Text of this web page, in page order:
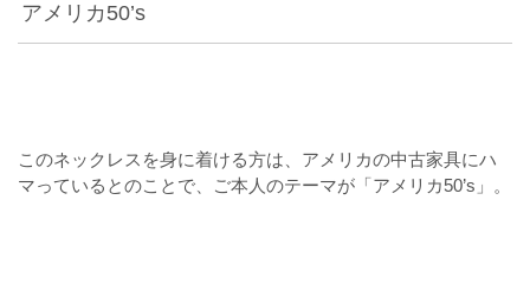
アメリカ50’s
このネックレスを身に着ける方は、アメリカの中古家具にハ
マっているとのことで、ご本人のテーマが「アメリカ50’s」。